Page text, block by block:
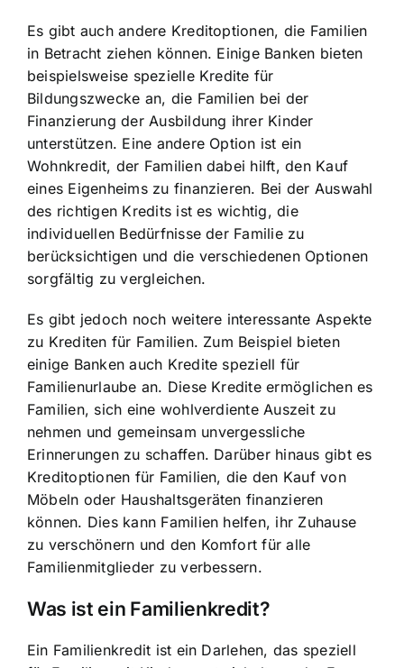
Es gibt auch andere Kreditoptionen, die Familien
in Betracht ziehen können. Einige Banken bieten
beispielsweise spezielle Kredite für
Bildungszwecke an, die Familien bei der
Finanzierung der Ausbildung ihrer Kinder
unterstützen. Eine andere Option ist ein
Wohnkredit, der Familien dabei hilft, den Kauf
eines Eigenheims zu finanzieren. Bei der Auswahl
des richtigen Kredits ist es wichtig, die
individuellen Bedürfnisse der Familie zu
berücksichtigen und die verschiedenen Optionen
sorgfältig zu vergleichen.
Es gibt jedoch noch weitere interessante Aspekte
zu Krediten für Familien. Zum Beispiel bieten
einige Banken auch Kredite speziell für
Familienurlaube an. Diese Kredite ermöglichen es
Familien, sich eine wohlverdiente Auszeit zu
nehmen und gemeinsam unvergessliche
Erinnerungen zu schaffen. Darüber hinaus gibt es
Kreditoptionen für Familien, die den Kauf von
Möbeln oder Haushaltsgeräten finanzieren
können. Dies kann Familien helfen, ihr Zuhause
zu verschönern und den Komfort für alle
Familienmitglieder zu verbessern.
Was ist ein Familienkredit?
Ein Familienkredit ist ein Darlehen, das speziell